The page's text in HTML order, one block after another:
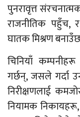
पुनरावृत्त
राजनीतिक पहुँच,
घातक मिश्रण
चिनियाँ कम्पनीहरू
गर्छन्, जसले गर्दा
निरीक्षणलाई
नियामक